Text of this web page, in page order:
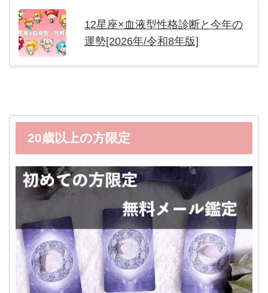
12星座×血液型性格診断と今年の
運勢[2026年/令和8年版]
20歳以上の方限定